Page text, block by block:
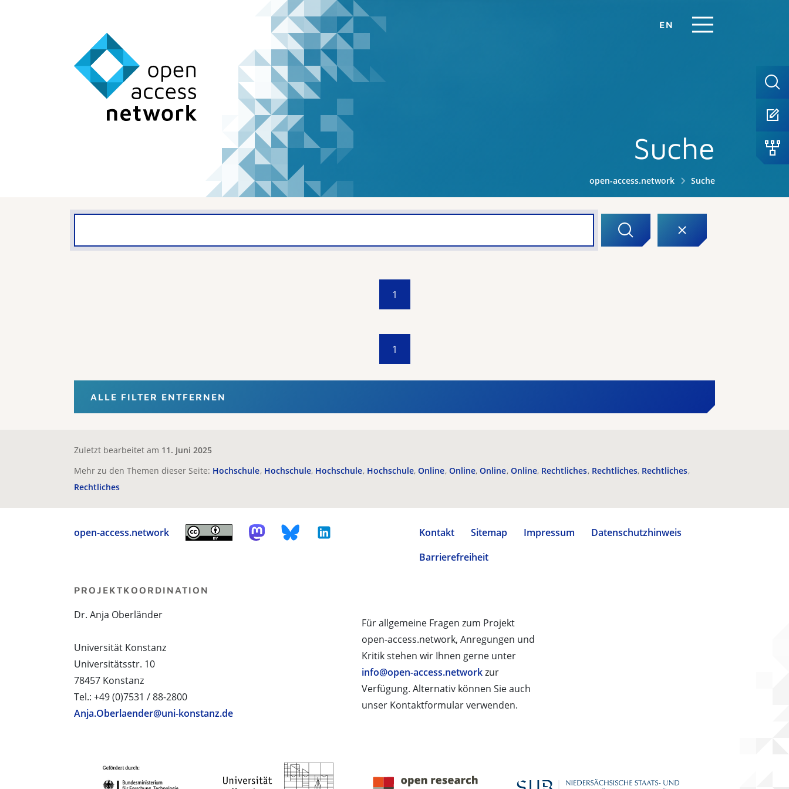
EN
Suche
open-access.network Suche
1
1
ALLE FILTER ENTFERNEN
Zuletzt bearbeitet am 11. Juni 2025
Mehr zu den Themen dieser Seite: Hochschule Hochschule Hochschule Hochschule Online Online Online Online Rechtliches Rechtliches Rechtliches
Rechtliches
open-access.network Kontakt Sitemap Impressum
Datenschutzhinweis
Barrierefreiheit
Für allgemeine Fragen zum Projekt
open-access.network, Anregungen und
Kritik stehen wir Ihnen gerne unter
info@open-access.networkzur
Verfügung. Alternativ können Sie auch
unser Kontaktformular verwenden.
PROJEKTKOORDINATION
Dr. Anja Oberländer
Universität Konstanz
Universitätsstr. 10
78457 Konstanz
Tel.: +49 (0)7531 / 88-2800
Anja.Oberlaender@uni-konstanz.de